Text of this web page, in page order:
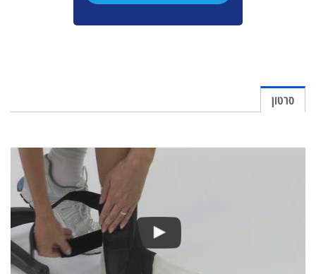
סרטון